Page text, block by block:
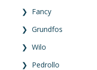
❯ Fancy
❯ Grundfos
❯ Wilo
❯ Pedrollo